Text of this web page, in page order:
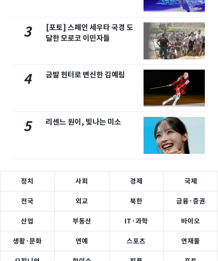
3
[포토] 스페인 세우타 국경 도
달한 모로코 이민자들
4 금발 헌터로 변신한 김예림
5 리센느 원이, 빛나는 미소
정치 사회 경제 국제
전국 외교 북한 금융·증권
산업 부동산 IT·과학 바이오
생활·문화 연예 스포츠 연재물